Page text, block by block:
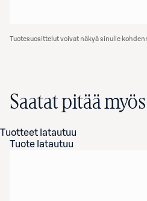
Tuotesuosittelut voivat näkyä sinulle
Saatat pitää
Tuotteet latautuu
Tuote latautuu